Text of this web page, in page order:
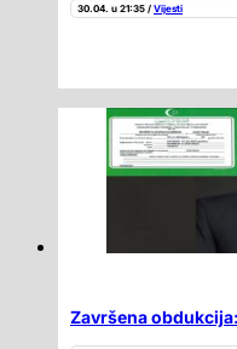
30.04. u 21:35 / Vijesti
Završena